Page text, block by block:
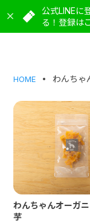
公式LINEに
る！登録は
HOME わんちゃ
わんちゃんオーガ
芋